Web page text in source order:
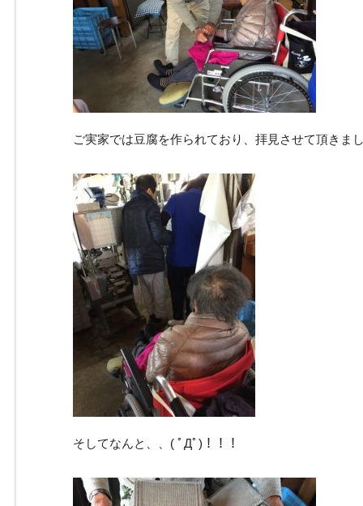
ご実家では豆腐を作られており、拝見させて頂きま
そしてなんと、、( ﾟДﾟ)！！！